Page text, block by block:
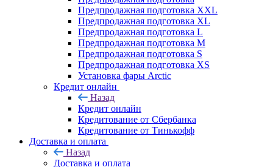
Предпродажная подготовка XXL
Предпродажная подготовка XL
Предпродажная подготовка L
Предпродажная подготовка M
Предпродажная подготовка S
Предпродажная подготовка XS
Установка фары Arctic
Кредит онлайн
Назад
Кредит онлайн
Кредитование от Сбербанка
Кредитование от Тинькофф
Доставка и оплата
Назад
Доставка и оплата